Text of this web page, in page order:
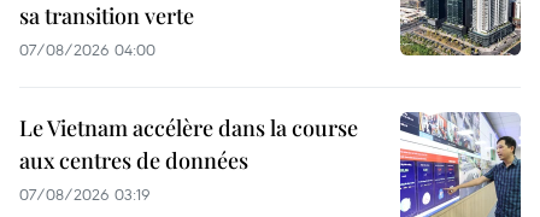
sa transition verte
07/08/2026 04:00
Le Vietnam accélère dans la course
aux centres de données
07/08/2026 03:19